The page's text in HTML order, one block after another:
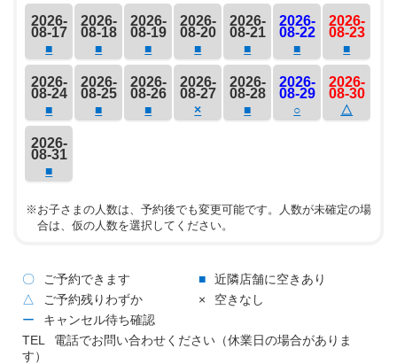
2026-
08-17
■
2026-
08-18
■
2026-
08-19
■
2026-
08-20
■
2026-
08-21
■
2026-
08-22
■
2026-
08-23
■
2026-
08-24
■
2026-
08-25
■
2026-
08-26
■
2026-
08-27
×
2026-
08-28
■
2026-
08-29
○
2026-
08-30
△
2026-
08-31
■
※お子さまの人数は、予約後でも変更可能です。人数が未確定の場
合は、仮の人数を選択してください。
〇 ご予約できます ■
近隣店舗に空きあり
△
ご予約残りわずか ×
空きなし
ー
キャンセル待ち確認
TEL
電話でお問い合わせください（休業日の場合がありま
す）